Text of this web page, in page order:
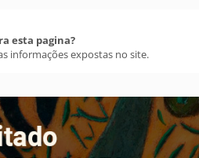
esta pagina?
informações expostas no site.